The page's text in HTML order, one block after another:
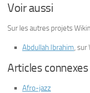
Voir aussi
Sur les autres projets
Abdullah Ibrahim, sur
Articles connexes
Afro-jazz